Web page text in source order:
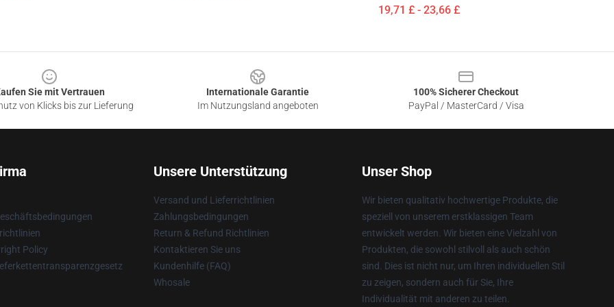
19,71 £ - 23,66 £
Sie mit Vertrauen
von Klicks bis zur Lieferung
Internationale Garantie
Im Nutzungsland angeboten
100% Sicherer Checkout
PayPal / MasterCard / Visa
Policy
Unsere Unterstützung
Versand und Lieferrichtlinien
Zahlungsbedingungen
Return & Refund Richtlinien
Kontaktieren Sie uns
Kundenhilfe (FAQ)
Whosale
Unser Shop
Wir bieten qualitativ hochwertige Produkte, die
speziell von unserem erstklassigen Team
entwickelt werden. Wir bieten eine Vielzahl von
Produkten, die sowohl stilvoll als auch schön
sind. Dies ist nicht nur, um Ihren individuellen Stil
zu zeigen, sondern auch für Sie, Ihre
Individualität mit anderen zu teilen.